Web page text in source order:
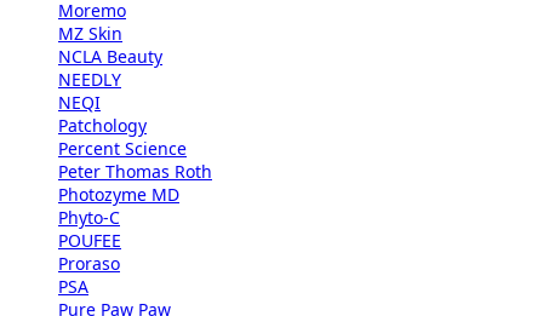
Moremo
MZ Skin
NCLA Beauty
NEEDLY
NEQI
Patchology
Percent Science
Peter Thomas Roth
Photozyme MD
Phyto-C
POUFEE
Proraso
PSA
Pure Paw Paw